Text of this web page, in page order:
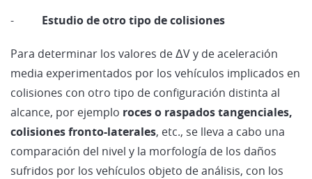
- Estudio de otro tipo de colisiones
Para determinar los valores de ΔV y de aceleración
media experimentados por los vehículos implicados en
colisiones con otro tipo de configuración distinta al
alcance, por ejemplo roces o raspados tangenciales,
colisiones fronto-laterales, etc., se lleva a cabo una
comparación del nivel y la morfología de los daños
sufridos por los vehículos objeto de análisis, con los